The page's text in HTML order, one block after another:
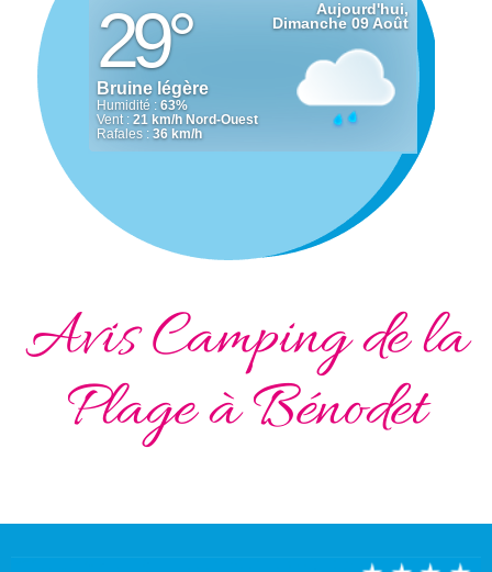
Avis Camping de la
Plage à Bénodet